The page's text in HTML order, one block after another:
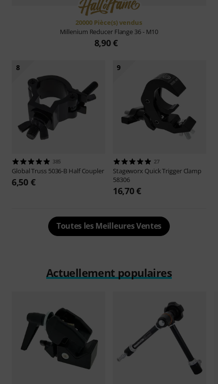
20000 Pièce(s) vendus
Millenium Reducer Flange 36 - M10
8,90 €
8
385
Global Truss 5036-B Half Coupler
6,50 €
9
27
Stageworx Quick Trigger Clamp
58306
16,70 €
Toutes les Meilleures Ventes
Actuellement populaires